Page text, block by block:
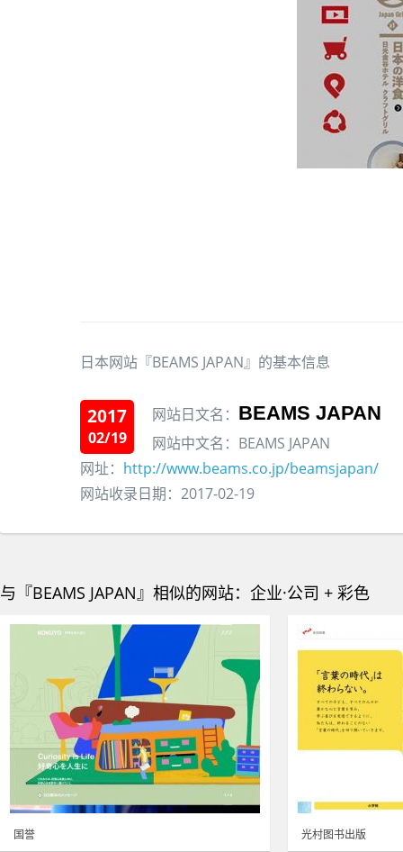
日本网站『BEAMS JAPAN』的基本信息
2017
02/19
网站日文名： BEAMS JAPAN
网站中文名：BEAMS JAPAN
网址： http://www.beams.co.jp/beamsjapan/
网站收录日期：2017-02-19
与『BEAMS JAPAN』相似的网站：企业·公司 + 彩色
国誉 光村图书出版